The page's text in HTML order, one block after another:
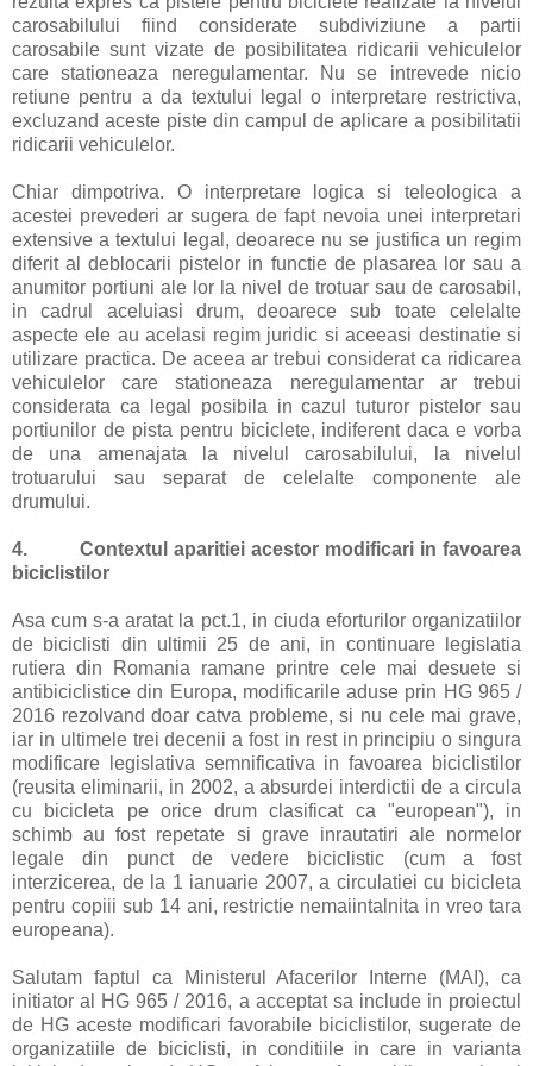
carosabilului fiind considerate subdiviziune a partii
carosabile sunt vizate de posibilitatea ridicarii vehiculelor
care stationeaza neregulamentar. Nu se intrevede nicio
retiune pentru a da textului legal o interpretare restrictiva,
excluzand aceste piste din campul de aplicare a posibilitatii
ridicarii vehiculelor.
Chiar dimpotriva. O interpretare logica si teleologica a
acestei prevederi ar sugera de fapt nevoia unei interpretari
extensive a textului legal, deoarece nu se justifica un regim
diferit al deblocarii pistelor in functie de plasarea lor sau a
anumitor portiuni ale lor la nivel de trotuar sau de carosabil,
in cadrul aceluiasi drum, deoarece sub toate celelalte
aspecte ele au acelasi regim juridic si aceeasi destinatie si
utilizare practica. De aceea ar trebui considerat ca ridicarea
vehiculelor care stationeaza neregulamentar ar trebui
considerata ca legal posibila in cazul tuturor pistelor sau
portiunilor de pista pentru biciclete, indiferent daca e vorba
de una amenajata la nivelul carosabilului, la nivelul
trotuarului sau separat de celelalte componente ale
drumului.
4.
Contextul aparitiei acestor modificari in favoarea
biciclistilor
Asa cum s-a aratat la pct.1, in ciuda eforturilor organizatiilor
de biciclisti din ultimii 25 de ani, in continuare legislatia
rutiera din Romania ramane printre cele mai desuete si
antibiciclistice din Europa, modificarile aduse prin HG 965 /
2016 rezolvand doar catva probleme, si nu cele mai grave,
iar in ultimele trei decenii a fost in rest in principiu o singura
modificare legislativa semnificativa in favoarea biciclistilor
(reusita eliminarii, in 2002, a absurdei interdictii de a circula
cu bicicleta pe orice drum clasificat ca "european"), in
schimb au fost repetate si grave inrautatiri ale normelor
legale din punct de vedere biciclistic (cum a fost
interzicerea, de la 1 ianuarie 2007, a circulatiei cu bicicleta
pentru copiii sub 14 ani, restrictie nemaiintalnita in vreo tara
europeana).
Salutam faptul ca Ministerul Afacerilor Interne (MAI), ca
initiator al HG 965 / 2016, a acceptat sa include in proiectul
de HG aceste modificari favorabile biciclistilor, sugerate de
organizatiile de biciclisti, in conditiile in care in varianta